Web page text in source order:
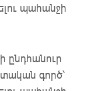
պահանջի
ընդհանուր
գործ՝